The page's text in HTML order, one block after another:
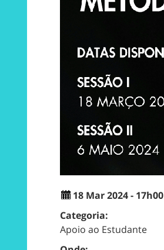
18 Mar 2024 - 17h00
Categoria:
Apoio ao Estudante